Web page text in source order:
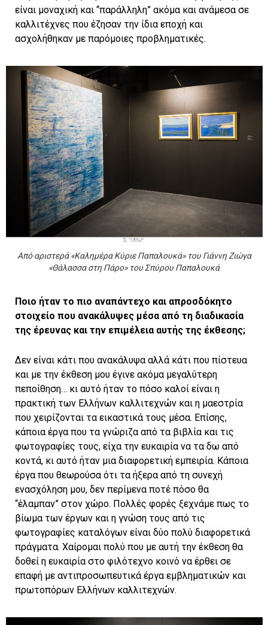
είναι μοναχική και “παράλληλη” ακόμα και ανάμεσα σε
καλλιτέχνες που έζησαν την ίδια εποχή και
ασχολήθηκαν με παρόμοιες προβληματικές.
Από αριστερά «Καλημέρα Κύριε Παπαλουκά» του Γιάννη Ζιώγα
«Θάλασσα στη Πάρο» του Σπύρου Παπαλουκά
Ποιο ήταν το πιο αναπάντεχο και απροσδόκητο
στοιχείο που ανακάλυψες μέσα από τη διαδικασία
της έρευνας και την επιμέλεια αυτής της έκθεσης;
Δεν είναι κάτι που ανακάλυψα αλλά κάτι που πίστευα
και με την έκθεση μου έγινε ακόμα μεγαλύτερη
πεποίθηση… κι αυτό ήταν το πόσο καλοί είναι η
πρακτική των Ελλήνων καλλιτεχνών και η μαεστρία
που χειρίζονται τα εικαστικά τους μέσα. Επίσης,
κάποια έργα που τα γνώριζα από τα βιβλία και τις
φωτογραφίες τους, είχα την ευκαιρία να τα δω από
κοντά, κι αυτό ήταν μια διαφορετική εμπειρία. Κάποια
έργα που θεωρούσα ότι τα ήξερα από τη συνεχή
ενασχόληση μου, δεν περίμενα ποτέ πόσο θα
“έλαμπαν” στον χώρο. Πολλές φορές ξεχνάμε πως το
βίωμα των έργων και η γνώση τους από τις
φωτογραφίες καταλόγων είναι δύο πολύ διαφορετικά
πράγματα. Χαίρομαι πολύ που με αυτή την έκθεση θα
δοθεί η ευκαιρία στο φιλότεχνο κοινό να έρθει σε
επαφή με αντιπροσωπευτικά έργα εμβληματικών και
πρωτοπόρων Ελλήνων καλλιτεχνών.